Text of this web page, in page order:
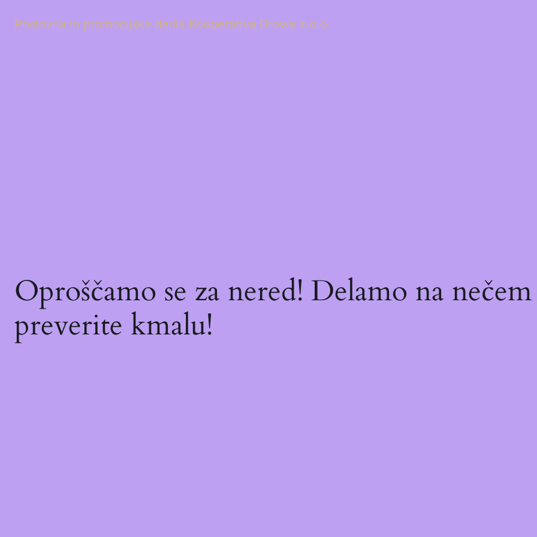
Poslovna in promocijska darila Kooperativa Drowa z.o.o.
Oproščamo se za nered! Delamo na
preverite kmalu!